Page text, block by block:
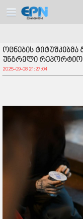
ოცნების
უნგრელი
2025-09-08 21:27:04